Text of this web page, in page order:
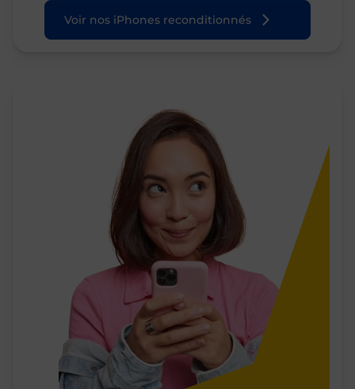
Voir nos iPhones reconditionnés